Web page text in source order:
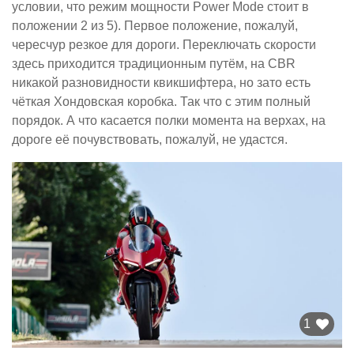
условии, что режим мощности Power Mode стоит в
положении 2 из 5). Первое положение, пожалуй,
чересчур резкое для дороги. Переключать скорости
здесь приходится традиционным путём, на CBR
никакой разновидности квикшифтера, но зато есть
чёткая Хондовская коробка. Так что с этим полный
порядок. А что касается полки момента на верхах, на
дороге её почувствовать, пожалуй, не удастся.
1